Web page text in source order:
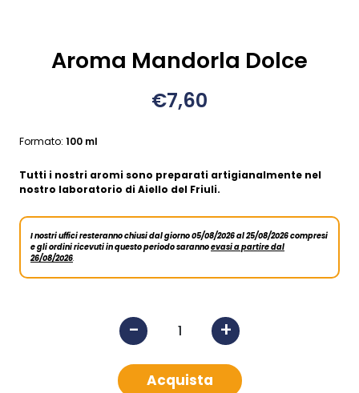
Aroma Mandorla Dolce
€7,60
Formato: 100 ml
Tutti i nostri aromi sono preparati artigianalmente nel
nostro laboratorio di Aiello del Friuli.
I nostri uffici resteranno chiusi dal giorno 05/08/2026 al 25/08/2026 compresi
e gli ordini ricevuti in questo periodo sarannoevasi a partire dal
26/08/2026.
- +
Acquista